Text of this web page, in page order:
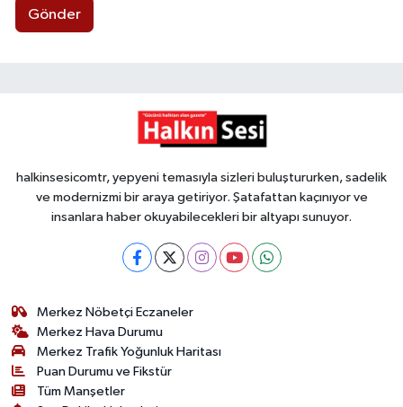
Gönder
halkinsesicomtr, yepyeni temasıyla sizleri buluştururken, sadelik
ve modernizmi bir araya getiriyor. Şatafattan kaçınıyor ve
insanlara haber okuyabilecekleri bir altyapı sunuyor.
Merkez Nöbetçi Eczaneler
Merkez Hava Durumu
Merkez Trafik Yoğunluk Haritası
Puan Durumu ve Fikstür
Tüm Manşetler